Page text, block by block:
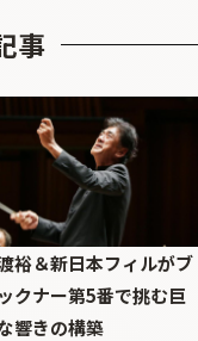
事
裕＆新日本フィルがブ
クナー第5番で挑む巨
響きの構築